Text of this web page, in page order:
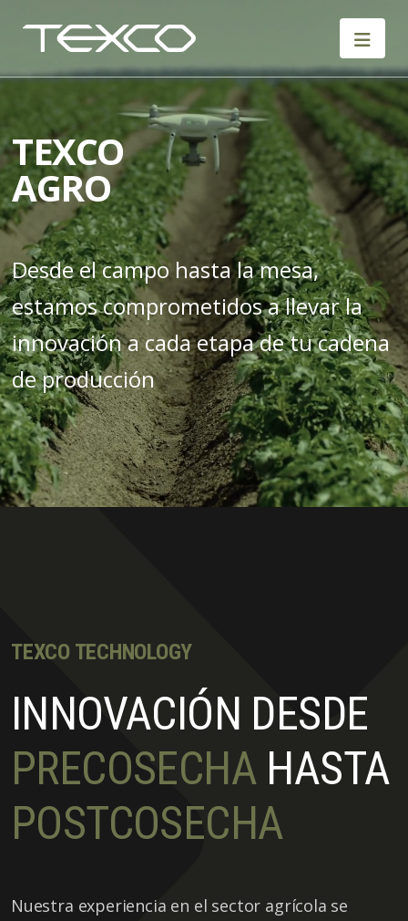
contenido
TEXCO
AGRO
Desde el campo hasta la mesa,
estamos comprometidos a llevar la
innovación a cada etapa de tu cadena
de producción
TEXCO TECHNOLOGY
INNOVACIÓN DESDE
PRECOSECHA HASTA
POSTCOSECHA
Nuestra experiencia en el sector agrícola se